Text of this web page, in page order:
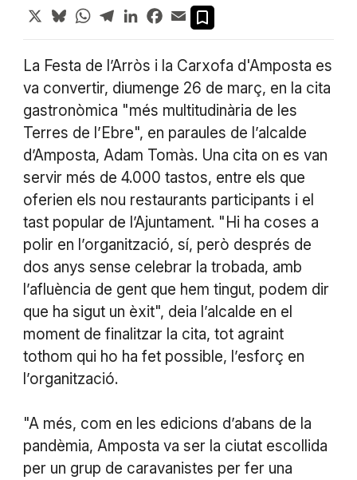
X BlueskyWhatsApp
TelegramLinkedInFacebook
Email
La Festa de l’Arròs i la Carxofa d'Amposta es
va convertir, diumenge 26 de març, en la cita
gastronòmica "més multitudinària de les
Terres de l’Ebre", en paraules de l’alcalde
d’Amposta, Adam Tomàs. Una cita on es van
servir més de 4.000 tastos, entre els que
oferien els nou restaurants participants i el
tast popular de l’Ajuntament. "Hi ha coses a
polir en l’organització, sí, però després de
dos anys sense celebrar la trobada, amb
l’afluència de gent que hem tingut, podem dir
que ha sigut un èxit", deia l’alcalde en el
moment de finalitzar la cita, tot agraint
tothom qui ho ha fet possible, l’esforç en
l’organització.
"A més, com en les edicions d’abans de la
pandèmia, Amposta va ser la ciutat escollida
per un grup de caravanistes per fer una